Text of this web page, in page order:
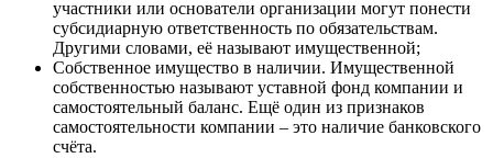
участники или основатели организации могут понести
субсидиарную ответственность по обязательствам.
Другими словами, её называют имущественной;
Собственное имущество в наличии. Имущественной
собственностью называют уставной фонд компании и
самостоятельный баланс. Ещё один из признаков
самостоятельности компании – это наличие банковского
счёта.